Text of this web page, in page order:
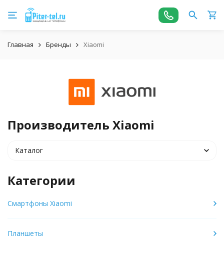
Главная Бренды Xiaomi
Производитель Xiaomi
Каталог
Категории
Смартфоны Xiaomi
Планшеты